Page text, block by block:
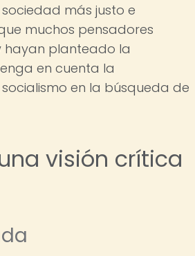
más justo e
muchos pensadores
hayan planteado la
en cuenta la
en la búsqueda de
visión crítica